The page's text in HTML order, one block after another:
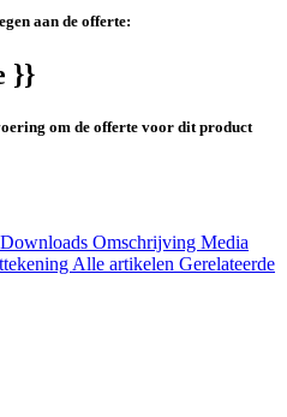
aan de offerte:
}}
om de offerte voor dit product
Downloads Omschrijving Media
Alle artikelen Gerelateerde